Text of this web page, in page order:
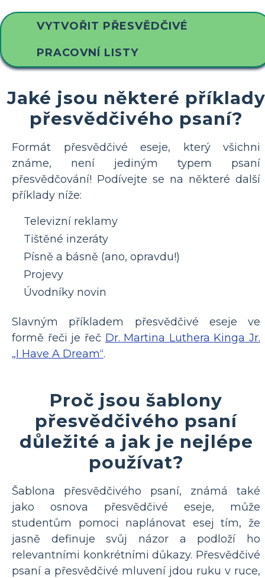
VYTVOŘIT PŘESVĚDČIVÉ
PRACOVNÍ LISTY
Jaké jsou některé příklady
přesvědčivého psaní?
Formát přesvědčivé eseje, který všichni
známe, není jediným typem psaní
přesvědčování! Podívejte se na některé další
příklady níže:
Televizní reklamy
Tištěné inzeráty
Písně a básně (ano, opravdu!)
Projevy
Úvodníky novin
Slavným příkladem přesvědčivé eseje ve
formě řeči je řeč Dr. Martina Luthera Kinga Jr.
„I Have A Dream“.
Proč jsou šablony
přesvědčivého psaní
důležité a jak je nejlépe
používat?
Šablona přesvědčivého psaní, známá také
jako osnova přesvědčivé eseje, může
studentům pomoci naplánovat esej tím, že
jasně definuje svůj názor a podloží ho
relevantními konkrétními důkazy. Přesvědčivé
psaní a přesvědčivé mluvení jdou ruku v ruce,